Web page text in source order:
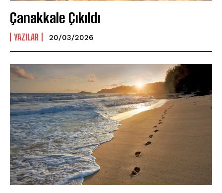
Çanakkale Çıkıldı
YAZILAR 20/03/2026